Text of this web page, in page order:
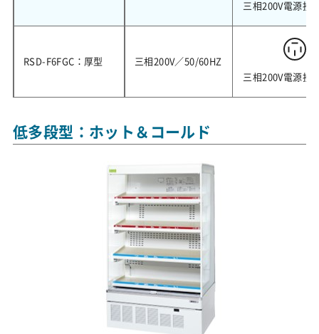
三相200V電源接
RSD-F6FGC：厚型
三相200V／50/60HZ
三相200V電源接
低多段型：ホット＆コールド